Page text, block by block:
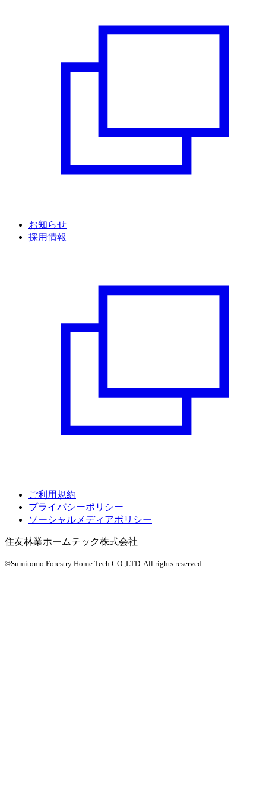
お知らせ
採用情報
ご利用規約
プライバシーポリシー
ソーシャルメディアポリシー
住友林業ホームテック株式会社
©Sumitomo Forestry Home Tech CO.,LTD.All rights reserved.